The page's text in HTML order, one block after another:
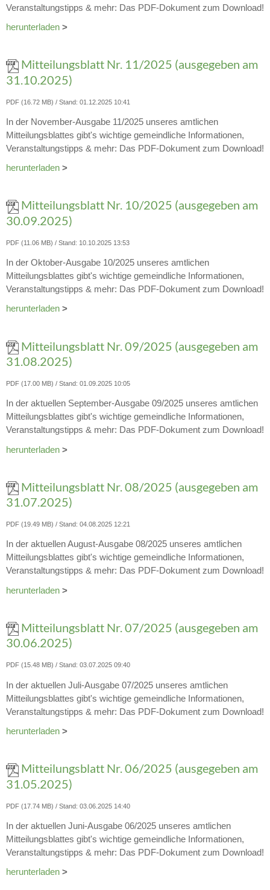
Veranstaltungstipps & mehr: Das PDF-Dokument zum Download!
herunterladen >
Mitteilungsblatt Nr. 11/2025 (ausgegeben am
31.10.2025)
PDF (16.72 MB) Stand: 01.12.2025 10:41
In der November-Ausgabe 11/2025 unseres amtlichen
Mitteilungsblattes gibt's wichtige gemeindliche Informationen,
Veranstaltungstipps & mehr: Das PDF-Dokument zum Download!
herunterladen >
Mitteilungsblatt Nr. 10/2025 (ausgegeben am
30.09.2025)
PDF (11.06 MB) Stand: 10.10.2025 13:53
In der Oktober-Ausgabe 10/2025 unseres amtlichen
Mitteilungsblattes gibt's wichtige gemeindliche Informationen,
Veranstaltungstipps & mehr: Das PDF-Dokument zum Download!
herunterladen >
Mitteilungsblatt Nr. 09/2025 (ausgegeben am
31.08.2025)
PDF (17.00 MB) Stand: 01.09.2025 10:05
In der aktuellen September-Ausgabe 09/2025 unseres amtlichen
Mitteilungsblattes gibt's wichtige gemeindliche Informationen,
Veranstaltungstipps & mehr: Das PDF-Dokument zum Download!
herunterladen >
Mitteilungsblatt Nr. 08/2025 (ausgegeben am
31.07.2025)
PDF (19.49 MB) Stand: 04.08.2025 12:21
In der aktuellen August-Ausgabe 08/2025 unseres amtlichen
Mitteilungsblattes gibt's wichtige gemeindliche Informationen,
Veranstaltungstipps & mehr: Das PDF-Dokument zum Download!
herunterladen >
Mitteilungsblatt Nr. 07/2025 (ausgegeben am
30.06.2025)
PDF (15.48 MB) Stand: 03.07.2025 09:40
In der aktuellen Juli-Ausgabe 07/2025 unseres amtlichen
Mitteilungsblattes gibt's wichtige gemeindliche Informationen,
Veranstaltungstipps & mehr: Das PDF-Dokument zum Download!
herunterladen >
Mitteilungsblatt Nr. 06/2025 (ausgegeben am
31.05.2025)
PDF (17.74 MB) Stand: 03.06.2025 14:40
In der aktuellen Juni-Ausgabe 06/2025 unseres amtlichen
Mitteilungsblattes gibt's wichtige gemeindliche Informationen,
Veranstaltungstipps & mehr: Das PDF-Dokument zum Download!
herunterladen >